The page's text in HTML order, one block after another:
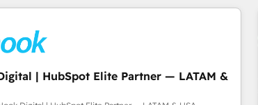
expertise, strategic thinking, and hands-on
so we don’t do cookie-cutter solutions. Instead,
in to understand your needs, goals, and challenges
that fit like a glove. We’re committed to
highly effective and fun to work with. We
| HubSpot Elite Partner — LATAM &